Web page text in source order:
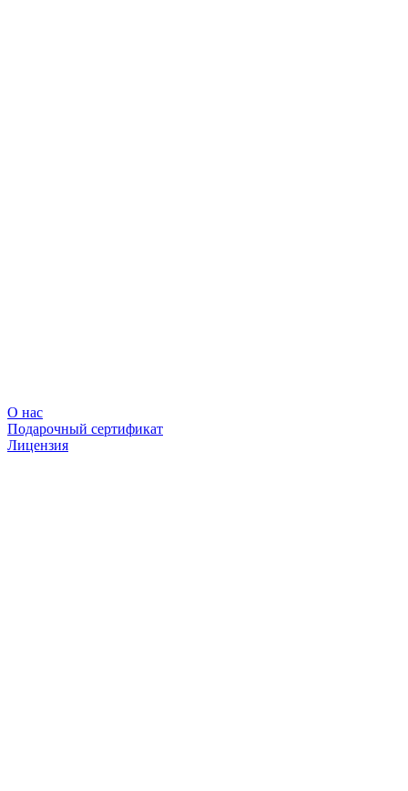
О нас
Подарочный сертификат
Лицензия